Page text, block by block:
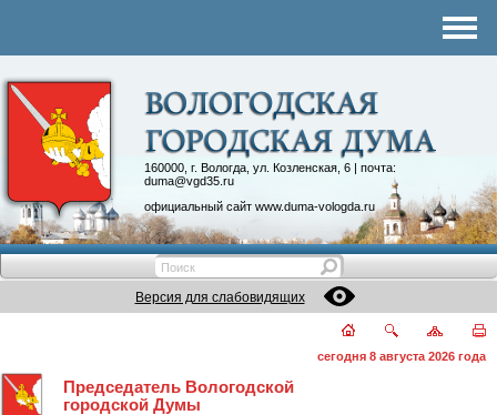
160000, г. Вологда, ул. Козленская, 6 | почта:
duma@vgd35.ru
официальный сайт www.duma-vologda.ru
Контакты
Депутатские объединения
Версия для слабовидящих
сегодня 8 августа 2026 года
Председатель Вологодской
городской Думы